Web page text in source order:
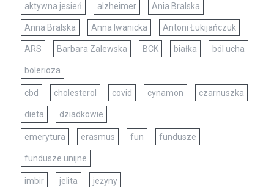
aktywna jesień alzheimer Ania Bralska
Anna Bralska Anna Iwanicka Antoni Łukijańczuk
ARS Barbara Zalewska BCK białka ból ucha
bolerioza
cbd cholesterol covid cynamon czarnuszka
dieta dziadkowie
emerytura erasmus fun fundusze
fundusze unijne
imbir jelita jeżyny